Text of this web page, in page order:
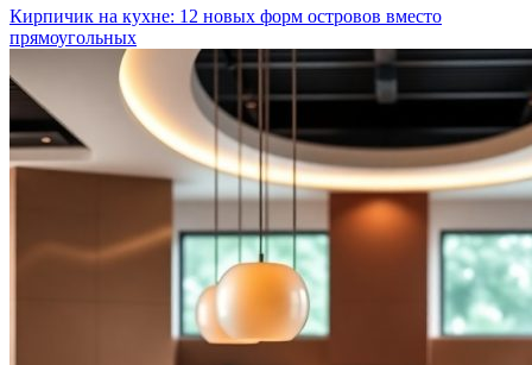
Кирпичик на кухне: 12 новых форм островов вместо
прямоугольных